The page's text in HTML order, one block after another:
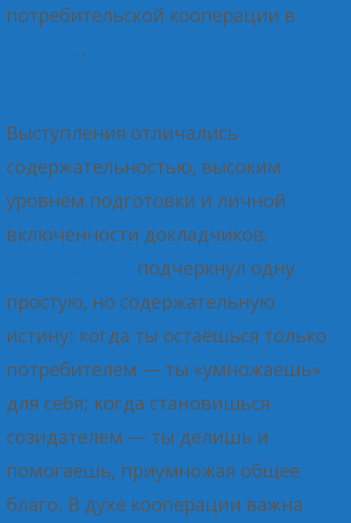
потребительской кооперации в
.
Выступления отличались
содержательностью, высоким
уровнем подготовки и личной
включенности докладчиков.
подчеркнул одну
простую, но содержательную
истину: когда ты остаёшься только
потребителем — ты «умножаешь»
для себя; когда становишься
созидателем — ты делишь и
помогаешь, приумножая общее
благо. В духе кооперации важна